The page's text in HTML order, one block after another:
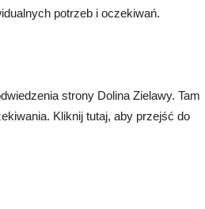
potrzeb i oczekiwań.
strony Dolina Zielawy. Tam
Kliknij tutaj, aby przejść do